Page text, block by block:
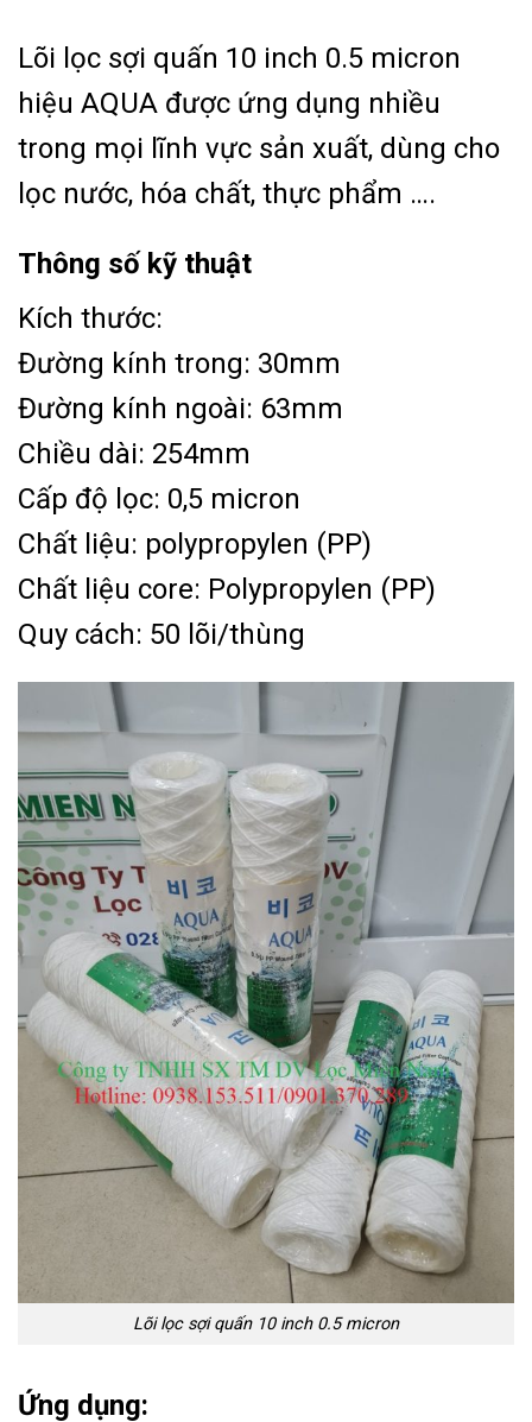
Lõi lọc sợi quấn 10 inch 0.5 micron
hiệu AQUA được ứng dụng nhiều
trong mọi lĩnh vực sản xuất, dùng cho
lọc nước, hóa chất, thực phẩm ….
Thông số kỹ thuật
Kích thước:
Đường kính trong: 30mm
Đường kính ngoài: 63mm
Chiều dài: 254mm
Cấp độ lọc: 0,5 micron
Chất liệu: polypropylen (PP)
Chất liệu core: Polypropylen (PP)
Quy cách: 50 lõi/thùng
Lõi lọc sợi quấn 10 inch 0.5 micron
Ứng dụng: